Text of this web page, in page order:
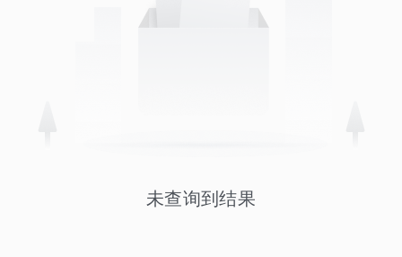
未查询到结果